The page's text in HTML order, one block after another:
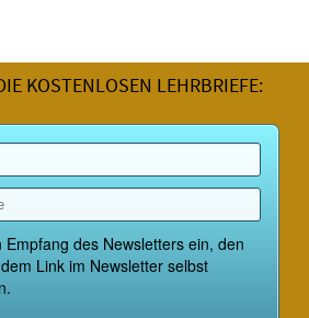
KOSTENLOSEN LEHRBRIEFE: